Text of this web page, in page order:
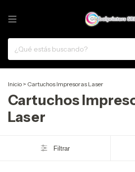
Inicio > Cartuchos Impresoras Laser
Cartuchos
Laser
Filtrar